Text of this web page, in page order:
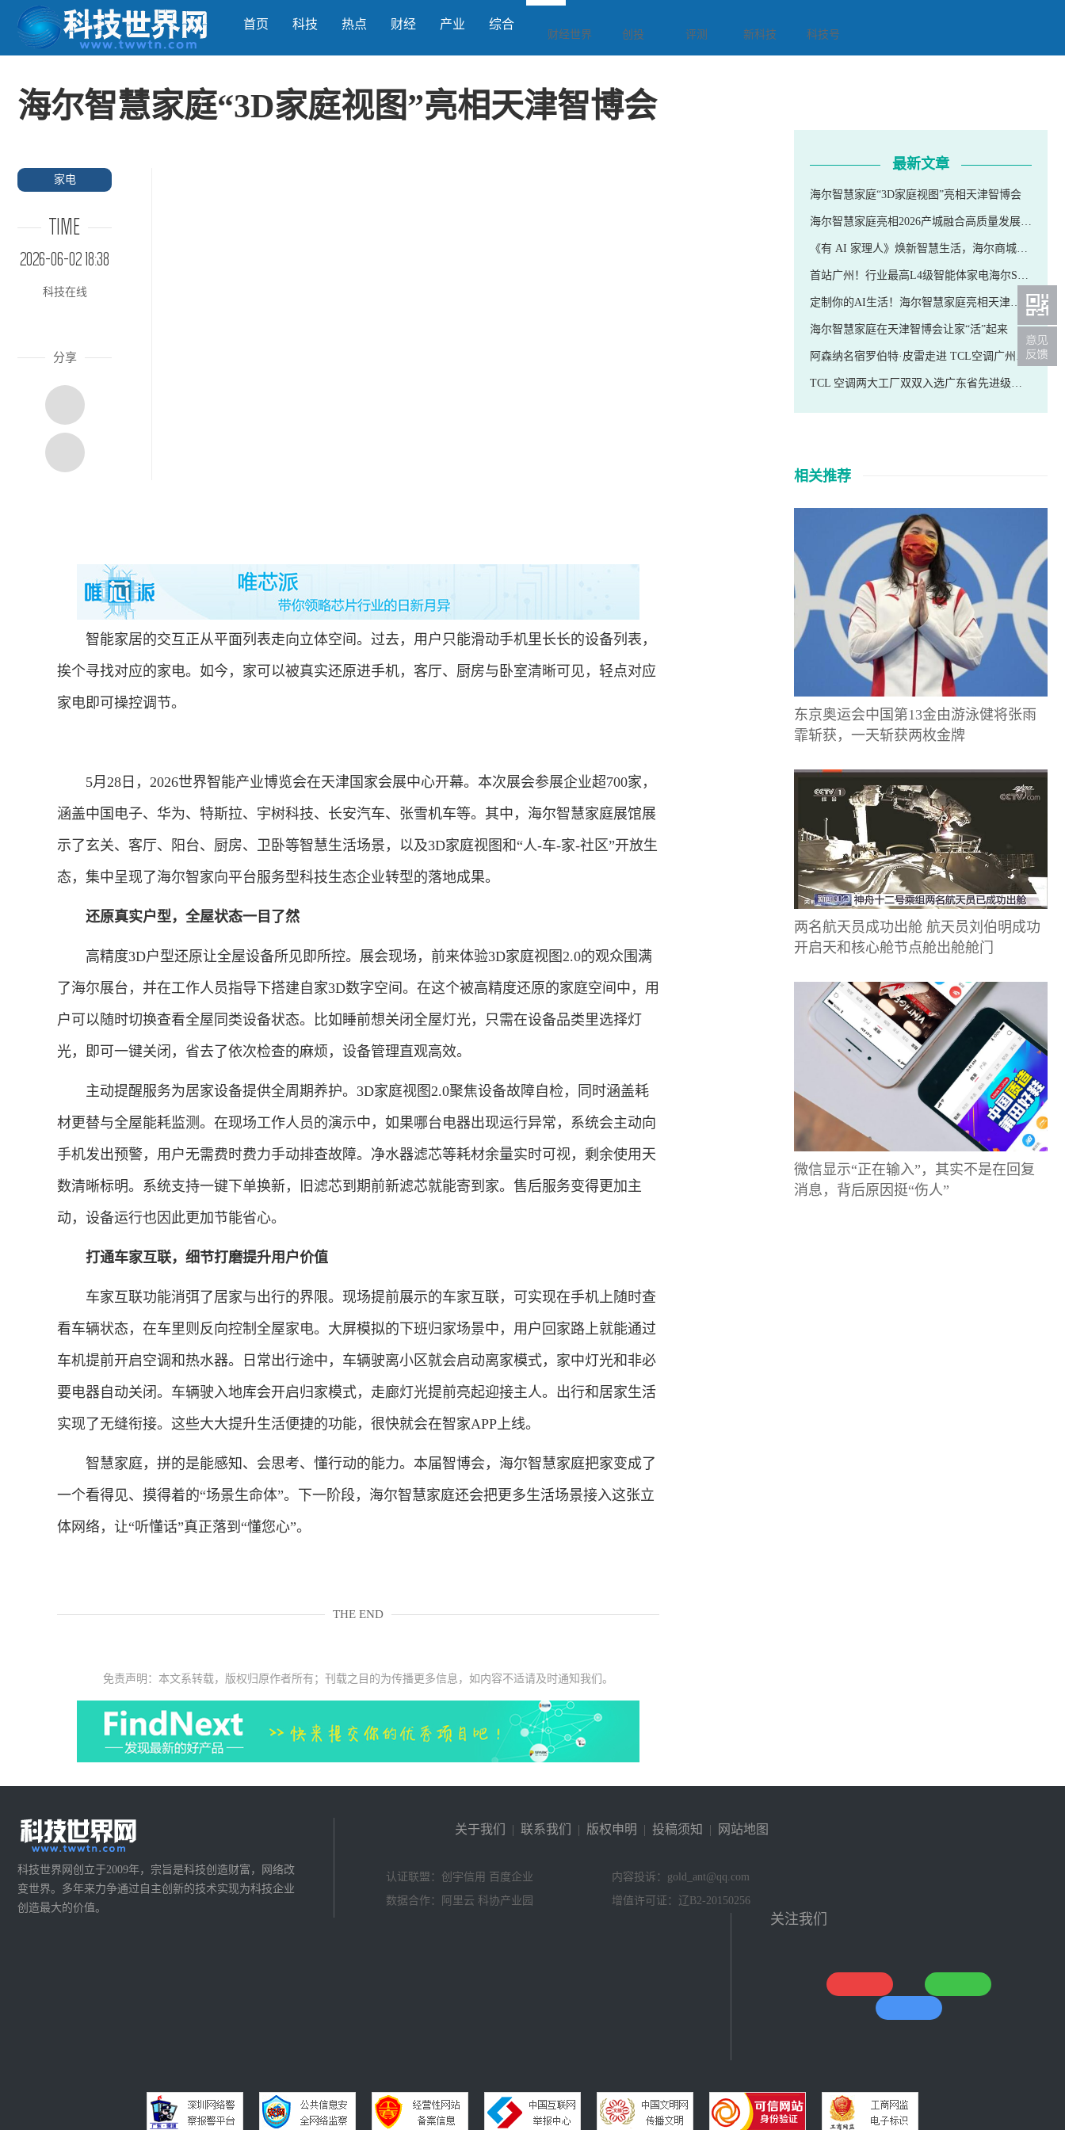
首页 科技 热点 财经 产业 综合
财经世界 创投 评测 新科技 科技号
海尔智慧家庭“3D家庭视图”亮相天津智博会
家电
TIME
2026-06-02 18:38
科技在线
分享
智能家居的交互正从平面列表走向立体空间。过去，用户只能滑动手机里长长的设备列表，
挨个寻找对应的家电。如今，家可以被真实还原进手机，客厅、厨房与卧室清晰可见，轻点对应
家电即可操控调节。
5月28日，2026世界智能产业博览会在天津国家会展中心开幕。本次展会参展企业超700家，
涵盖中国电子、华为、特斯拉、宇树科技、长安汽车、张雪机车等。其中，海尔智慧家庭展馆展
示了玄关、客厅、阳台、厨房、卫卧等智慧生活场景，以及3D家庭视图和“人-车-家-社区”开放生
态，集中呈现了海尔智家向平台服务型科技生态企业转型的落地成果。
还原真实户型，全屋状态一目了然
高精度3D户型还原让全屋设备所见即所控。展会现场，前来体验3D家庭视图2.0的观众围满
了海尔展台，并在工作人员指导下搭建自家3D数字空间。在这个被高精度还原的家庭空间中，用
户可以随时切换查看全屋同类设备状态。比如睡前想关闭全屋灯光，只需在设备品类里选择灯
光，即可一键关闭，省去了依次检查的麻烦，设备管理直观高效。
主动提醒服务为居家设备提供全周期养护。3D家庭视图2.0聚焦设备故障自检，同时涵盖耗
材更替与全屋能耗监测。在现场工作人员的演示中，如果哪台电器出现运行异常，系统会主动向
手机发出预警，用户无需费时费力手动排查故障。净水器滤芯等耗材余量实时可视，剩余使用天
数清晰标明。系统支持一键下单换新，旧滤芯到期前新滤芯就能寄到家。售后服务变得更加主
动，设备运行也因此更加节能省心。
打通车家互联，细节打磨提升用户价值
车家互联功能消弭了居家与出行的界限。现场提前展示的车家互联，可实现在手机上随时查
看车辆状态，在车里则反向控制全屋家电。大屏模拟的下班归家场景中，用户回家路上就能通过
车机提前开启空调和热水器。日常出行途中，车辆驶离小区就会启动离家模式，家中灯光和非必
要电器自动关闭。车辆驶入地库会开启归家模式，走廊灯光提前亮起迎接主人。出行和居家生活
实现了无缝衔接。这些大大提升生活便捷的功能，很快就会在智家APP上线。
智慧家庭，拼的是能感知、会思考、懂行动的能力。本届智博会，海尔智慧家庭把家变成了
一个看得见、摸得着的“场景生命体”。下一阶段，海尔智慧家庭还会把更多生活场景接入这张立
体网络，让“听懂话”真正落到“懂您心”。
THE END
免责声明：本文系转载，版权归原作者所有；刊载之目的为传播更多信息，如内容不适请及时通知我们。
最新文章
海尔智慧家庭“3D家庭视图”亮相天津智博会
海尔智慧家庭亮相2026产城融合高质量发展会议
《有 AI 家理人》焕新智慧生活，海尔商城十年管家服务全程守护
首站广州！行业最高L4级智能体家电海尔Seeker上市巡展
定制你的AI生活！海尔智慧家庭亮相天津智博会
海尔智慧家庭在天津智博会让家“活”起来
阿森纳名宿罗伯特·皮雷走进 TCL空调广州智能智造基地，点赞硬核科技
TCL 空调两大工厂双双入选广东省先进级智能工厂
相关推荐
东京奥运会中国第13金由游泳健将张雨
霏斩获，一天斩获两枚金牌
两名航天员成功出舱 航天员刘伯明成功
开启天和核心舱节点舱出舱舱门
微信显示“正在输入”，其实不是在回复
消息，背后原因挺“伤人”
科技世界网创立于2009年，宗旨是科技创造财富，网络改
变世界。多年来力争通过自主创新的技术实现为科技企业
创造最大的价值。
关于我们 | 联系我们 | 版权申明 | 投稿须知 | 网站地图
认证联盟：创宇信用 百度企业
内容投诉：gold_ant@qq.com
数据合作：阿里云 科协产业园
增值许可证：辽B2-20150256
关注我们